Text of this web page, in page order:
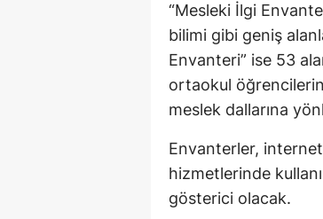
“Mesleki İlgi
bilimi gibi geniş
Envanteri” ise 53
ortaokul
meslek dallarına
Envanterler,
hizmetlerinde
gösterici olacak.